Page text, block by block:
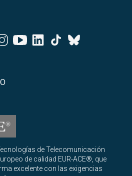
YoutubeLinkedinTiktok
Bluesky
de Telecomunicación
de calidad EUR-ACE®, que
excelente con las exigencias